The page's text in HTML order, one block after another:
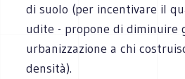
di suolo (per incentivare il
udite - propone di diminuire
urbanizzazione a chi
densità).